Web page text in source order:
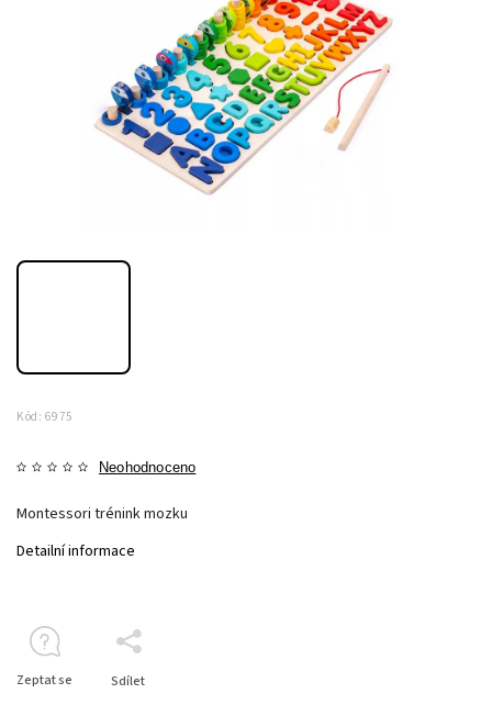
Kód: 6975
Neohodnoceno
Montessori trénink mozku
Detailní informace
Zeptat se Sdílet